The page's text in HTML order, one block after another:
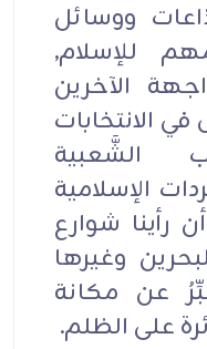
ووسائل
للإسلام,
الآخرين
الانتخابات
الشَّعبية
الإسلامية
رأينا شوارع
وغيرها
عن مكانة
على الظلم.